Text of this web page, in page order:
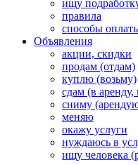
ищу
правила
способы
Объявления
акции, скидки
продам (отдам)
куплю (возьму)
сдам (в аренду,
сниму
меняю
окажу услуги
нуждаюсь в
ищу человека